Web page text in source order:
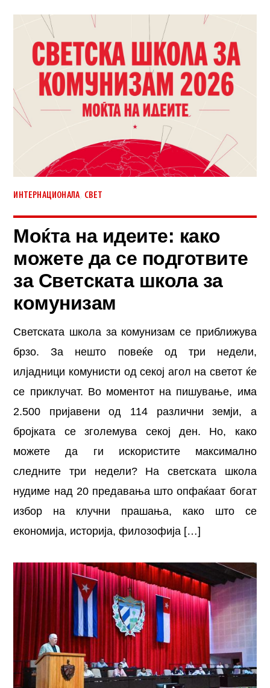
ИНТЕРНАЦИОНАЛА СВЕТ
Моќта на идеите: како
можете да се подготвите
за Светската школа за
комунизам
Светската школа за комунизам се приближува
брзо. За нешто повеќе од три недели,
илјадници комунисти од секој агол на светот ќе
се приклучат. Во моментот на пишување, има
2.500 пријавени од 114 различни земји, а
бројката се зголемува секој ден. Но, како
можете да ги искористите максимално
следните три недели? На светската школа
нудиме над 20 предавања што опфаќаат богат
избор на клучни прашања, како што се
економија, историја, филозофија […]